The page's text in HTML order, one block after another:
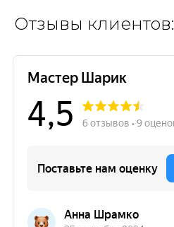
Отзывы клиентов: